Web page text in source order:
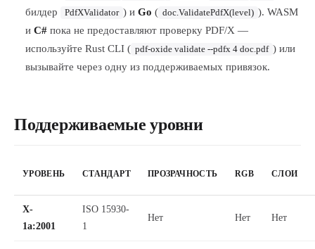
билдер
PdfXValidator ) и Go ( doc.ValidatePdfX(level) ). WASM
и C# пока не предоставляют проверку PDF/X —
используйте Rust CLI ( pdf-oxide validate --pdfx 4 doc.pdf ) или
вызывайте через одну из поддерживаемых привязок.
Поддерживаемые уровни
УРОВЕНЬ СТАНДАРТ ПРОЗРАЧНОСТЬ RGB СЛОИ
X-
1a:2001
ISO 15930-
1
Нет Нет Нет